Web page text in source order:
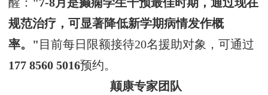
醒： "7-8月是癫痫学生干预最佳时期，通过现在
规范治疗，可显著降低新学期病情发作概
率。" 目前每日限额接待20名援助对象，可通过
177 8560 5016预约。
颠康专家团队